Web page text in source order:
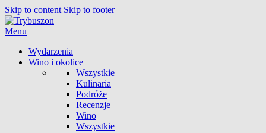
Skip to content Skip to footer
Menu
Wydarzenia
Wino i okolice
Wszystkie
Kulinaria
Podróże
Recenzje
Wino
Wszystkie